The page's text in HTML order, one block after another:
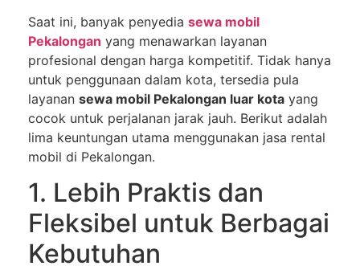
Saat ini, banyak penyedia sewa mobil
Pekalongan yang menawarkan layanan
profesional dengan harga kompetitif. Tidak hanya
untuk penggunaan dalam kota, tersedia pula
layanan sewa mobil Pekalongan luar kota yang
cocok untuk perjalanan jarak jauh. Berikut adalah
lima keuntungan utama menggunakan jasa rental
mobil di Pekalongan.
1. Lebih Praktis dan
Fleksibel untuk Berbagai
Kebutuhan